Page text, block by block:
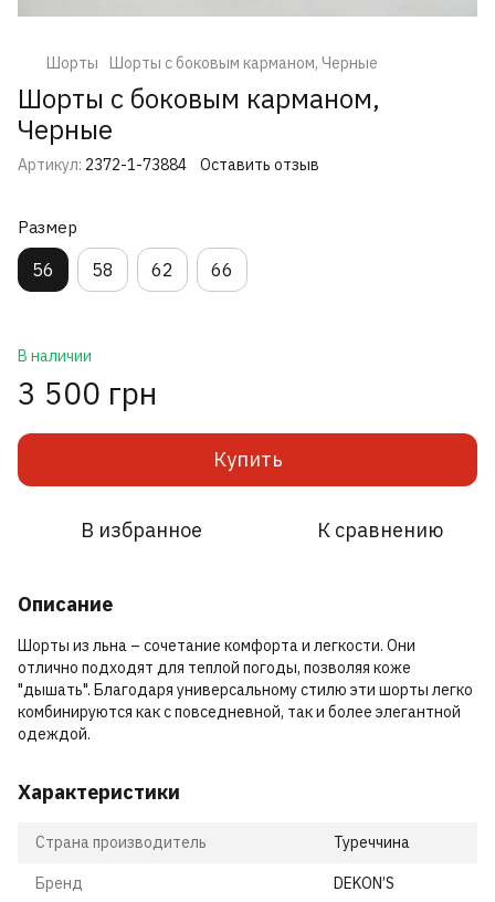
Шорты Шорты с боковым карманом, Черные
Шорты с боковым карманом,
Черные
Артикул: 2372-1-73884 Оставить отзыв
Размер
56 58 62 66
В наличии
3 500 грн
Купить
В избранное К сравнению
Описание
Шорты из льна – сочетание комфорта и легкости. Они
отлично подходят для теплой погоды, позволяя коже
"дышать". Благодаря универсальному стилю эти шорты легко
комбинируются как с повседневной, так и более элегантной
одеждой.
Характеристики
Страна производитель Туреччина
Бренд DEKON’S